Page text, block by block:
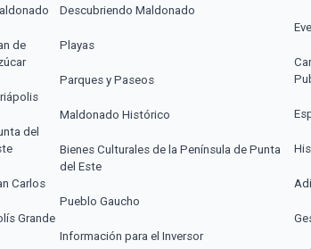
de
del
Carlos
Grande
Descubriendo Maldonado
Playas
Parques y Paseos
Maldonado Histórico
Bienes Culturales de la Península de Punta
del Este
Pueblo Gaucho
Información para el Inversor